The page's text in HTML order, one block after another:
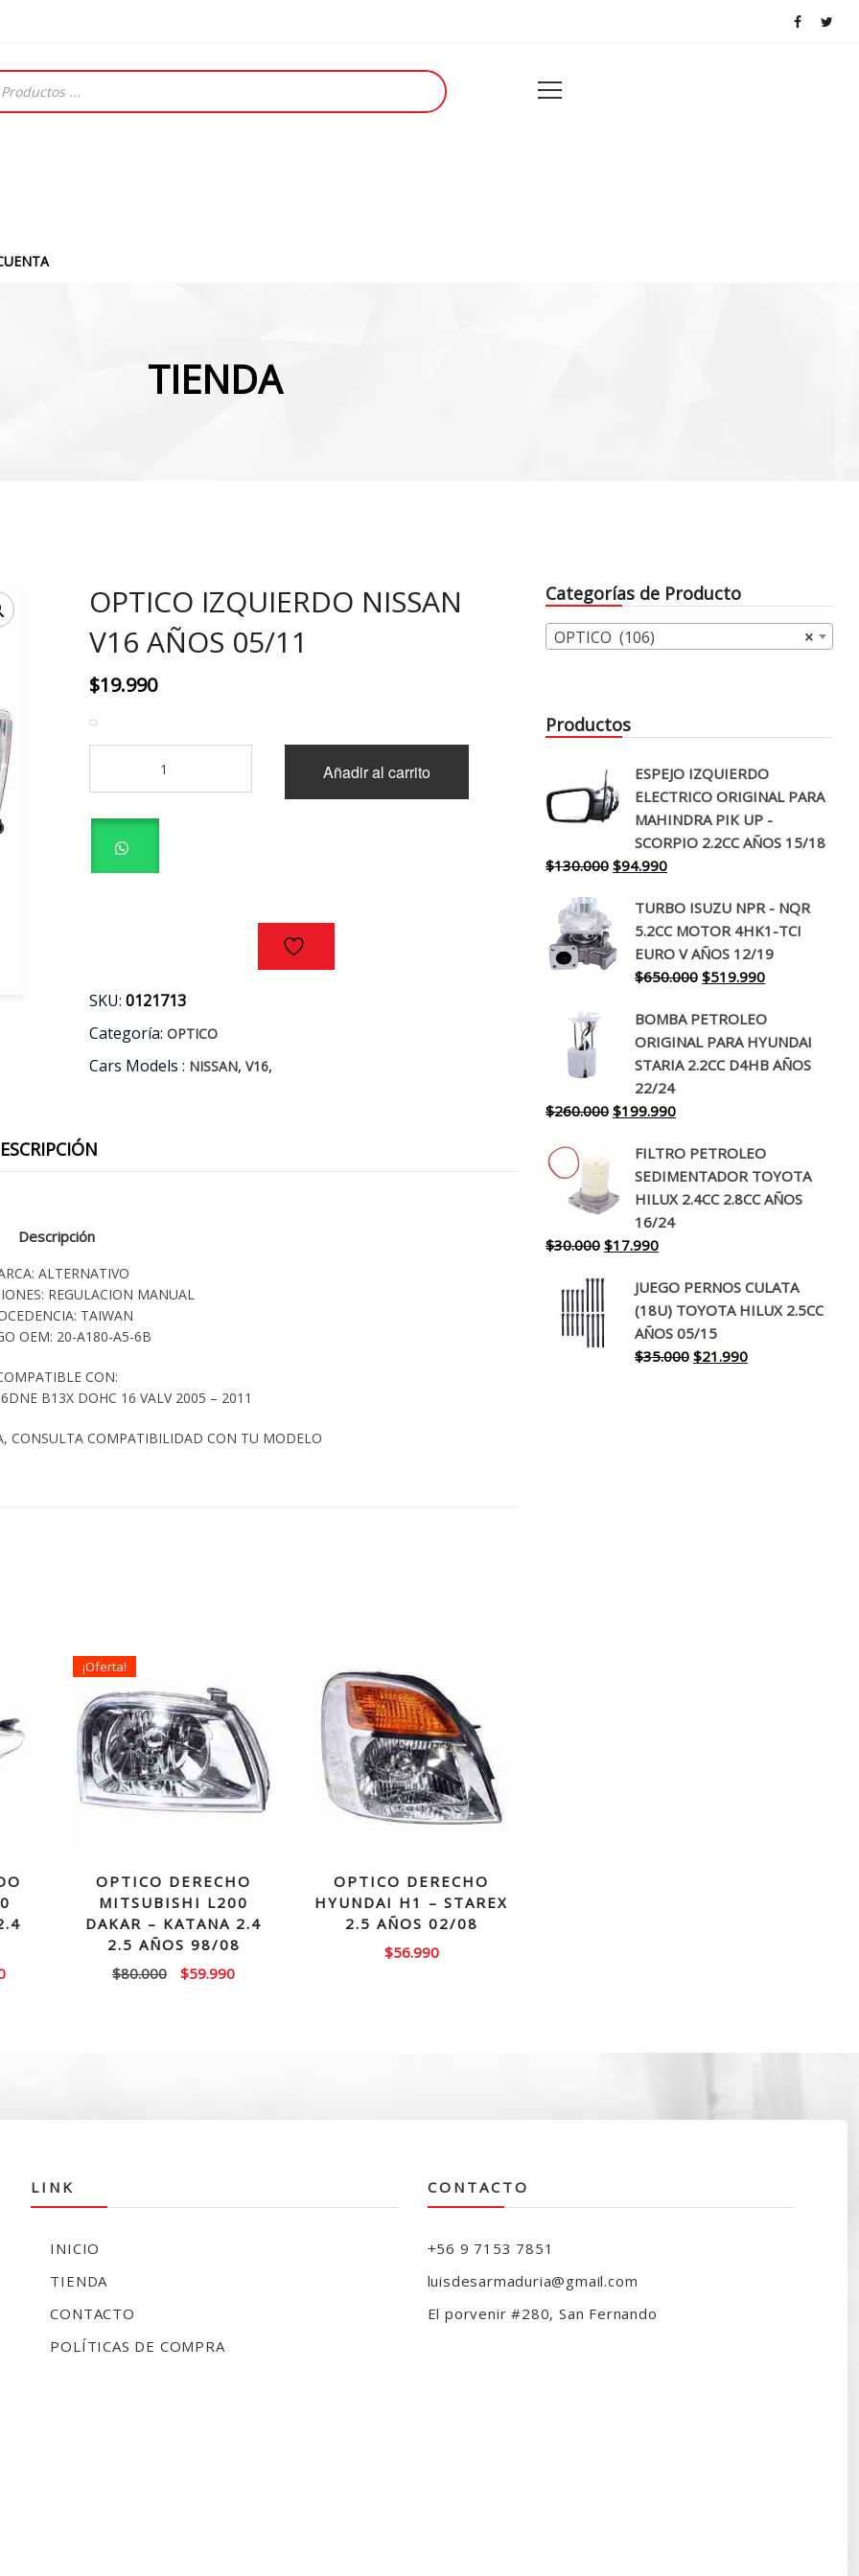
TIENDA
OPTICO IZQUIERDO NISSAN
V16 AÑOS 05/11
$19.990
NISSAN
V16
05/11
cantidad
Añadir al carrito
SKU:0121713
Categoría:OPTICO
Cars Models : NISSAN,V16,
Descripción
ALTERNATIVO
REGULACION MANUAL
TAIWAN
OEM: 20-A180-A5-6B
CON:
B13X DOHC 16 VALV 2005 – 2011
CONSULTA COMPATIBILIDAD CON TU MODELO
El
¡Oferta!
OPTICO DERECHO
MITSUBISHI L200
DAKAR – KATANA 2.4
2.5 AÑOS 98/08
$80.000
El
$59.990El
OPTICO DERECHO
HYUNDAI H1 – STAREX
2.5 AÑOS 02/08
$56.990
Categorías de Producto
×
OPTICO (106)
Productos
ESPEJO IZQUIERDO
ELECTRICO ORIGINAL PARA
MAHINDRA PIK UP -
SCORPIO 2.2CC AÑOS 15/18
$130.000 El
original
era:
$130.000.
$94.990El
actual
es:
$94.990.
TURBO ISUZU NPR - NQR
5.2CC MOTOR 4HK1-TCI
EURO V AÑOS 12/19
$650.000 El
original
era:
$650.000.
$519.990El
actual
es:
$519.990.
BOMBA PETROLEO
ORIGINAL PARA HYUNDAI
STARIA 2.2CC D4HB AÑOS
22/24
$260.000 El
original
era:
$260.000.
$199.990El
actual
es:
$199.990.
FILTRO PETROLEO
SEDIMENTADOR TOYOTA
HILUX 2.4CC 2.8CC AÑOS
16/24
$30.000 El
original
era:
$30.000.
$17.990El
actual
es:
$17.990.
JUEGO PERNOS CULATA
(18U) TOYOTA HILUX 2.5CC
AÑOS 05/15
$35.000 El
$21.990El
LINK
INICIO
TIENDA
CONTACTO
POLÍTICAS DE COMPRA
CONTACTO
+56 9 7153 7851
luisdesarmaduria@gmail.com
El porvenir #280, San Fernando